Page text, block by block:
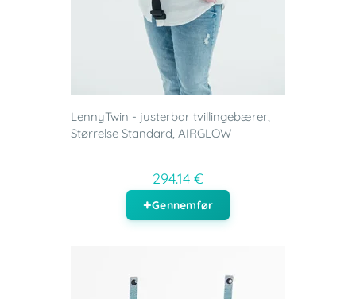
LennyTwin - justerbar tvillingebærer,
Størrelse Standard, AIRGLOW
294.14 €
Gennemfør